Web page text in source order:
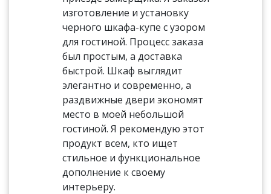
изготовление и установку
черного шкафа-купе с узором
для гостиной. Процесс заказа
был простым, а доставка
быстрой. Шкаф выглядит
элегантно и современно, а
раздвижные двери экономят
место в моей небольшой
гостиной. Я рекомендую этот
продукт всем, кто ищет
стильное и функциональное
дополнение к своему
интерьеру.